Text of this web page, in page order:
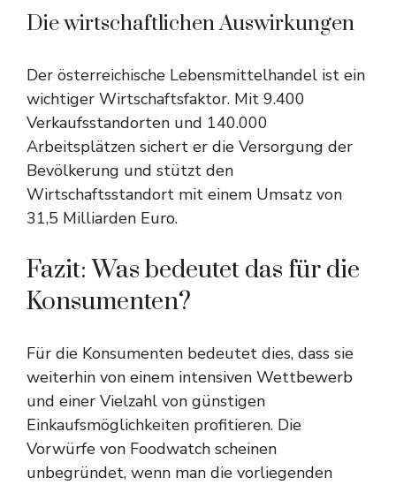
Die wirtschaftlichen Auswirkungen
Der österreichische Lebensmittelhandel ist ein
wichtiger Wirtschaftsfaktor. Mit 9.400
Verkaufsstandorten und 140.000
Arbeitsplätzen sichert er die Versorgung der
Bevölkerung und stützt den
Wirtschaftsstandort mit einem Umsatz von
31,5 Milliarden Euro.
Fazit: Was bedeutet das für die
Konsumenten?
Für die Konsumenten bedeutet dies, dass sie
weiterhin von einem intensiven Wettbewerb
und einer Vielzahl von günstigen
Einkaufsmöglichkeiten profitieren. Die
Vorwürfe von Foodwatch scheinen
unbegründet, wenn man die vorliegenden